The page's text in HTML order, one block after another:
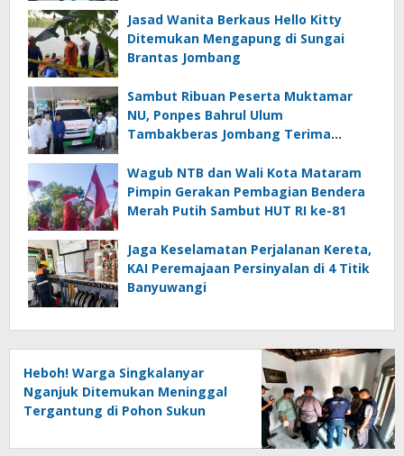
Jasad Wanita Berkaus Hello Kitty
Ditemukan Mengapung di Sungai
Brantas Jombang
Sambut Ribuan Peserta Muktamar
NU, Ponpes Bahrul Ulum
Tambakberas Jombang Terima
Wagub NTB dan Wali Kota Mataram
Pimpin Gerakan Pembagian Bendera
Merah Putih Sambut HUT RI ke-81
Jaga Keselamatan Perjalanan Kereta,
KAI Peremajaan Persinyalan di 4 Titik
Banyuwangi
Heboh! Warga Singkalanyar
Nganjuk Ditemukan Meninggal
Tergantung di Pohon Sukun